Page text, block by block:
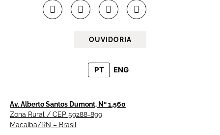
OUVIDORIA
PT ENG
Av. Alberto Santos Dumont, Nº 1.560
Zona Rural / CEP 59288-899
Macaíba/RN – Brasil